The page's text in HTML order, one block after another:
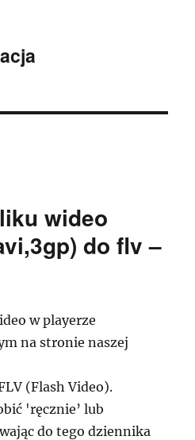
wideo
do flv –
w playerze
na stronie naszej
(Flash Video).
'ręcznie’ lub
do tego dziennika